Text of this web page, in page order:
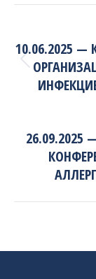
10.06.2025
26.09.2025